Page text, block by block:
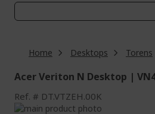
Home Desktops Torens
Acer Veriton N Desktop |
Ref. DT.VTZEH.00K
Ga